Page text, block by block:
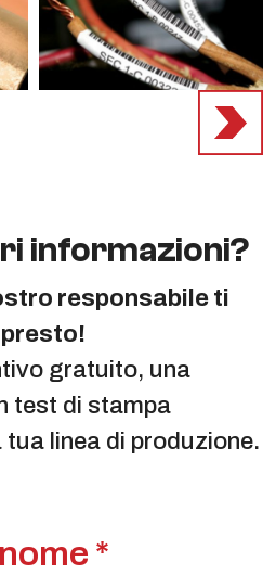
informazioni?
responsabile ti
gratuito, una
test di stampa
linea di produzione.
*